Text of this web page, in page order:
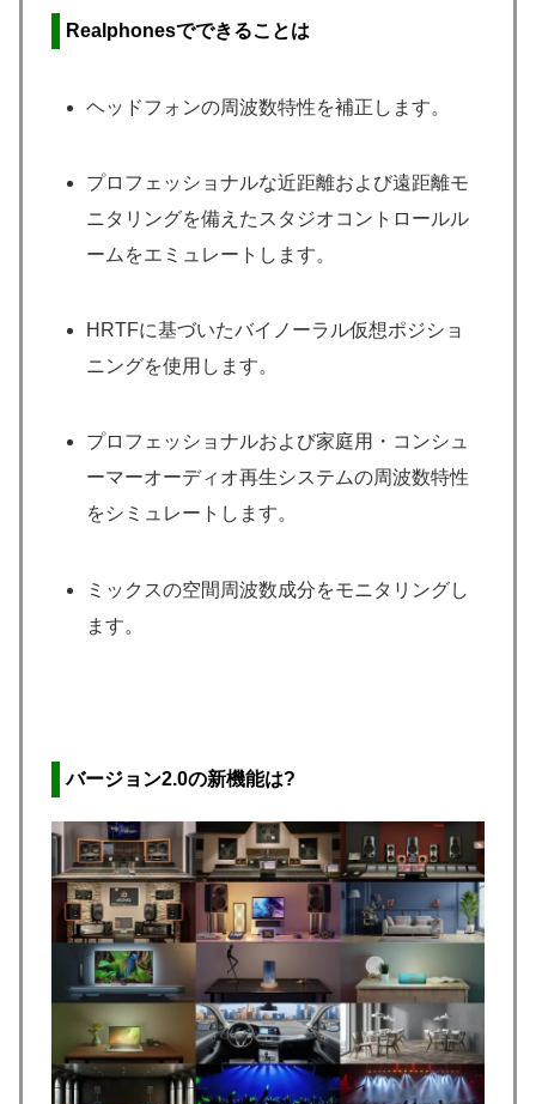
Realphonesでできることは
ヘッドフォンの周波数特性を補正します。
プロフェッショナルな近距離および遠距離モ
ニタリングを備えたスタジオコントロールル
ームをエミュレートします。
HRTFに基づいたバイノーラル仮想ポジショ
ニングを使用します。
プロフェッショナルおよび家庭用・コンシュ
ーマーオーディオ再生システムの周波数特性
をシミュレートします。
ミックスの空間周波数成分をモニタリングし
ます。
バージョン2.0の新機能は?